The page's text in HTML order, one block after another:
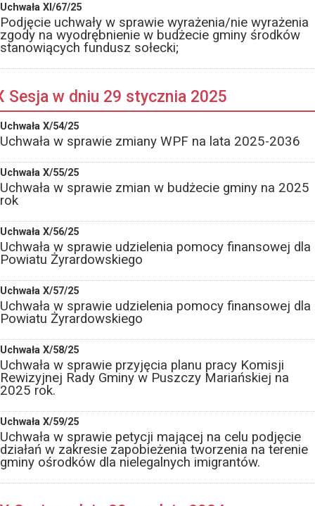
Uchwała XI/67/25
Podjęcie uchwały w sprawie wyrażenia/nie wyrażenia
zgody na wyodrębnienie w budżecie gminy środków
stanowiących fundusz sołecki;
Sesja w dniu 29 stycznia 2025
Uchwała X/54/25
Uchwała w sprawie zmiany WPF na lata 2025-2036
Uchwała X/55/25
Uchwała w sprawie zmian w budżecie gminy na 2025
rok
Uchwała X/56/25
Uchwała w sprawie udzielenia pomocy finansowej dla
Powiatu Żyrardowskiego
Uchwała X/57/25
Uchwała w sprawie udzielenia pomocy finansowej dla
Powiatu Żyrardowskiego
Uchwała X/58/25
Uchwała w sprawie przyjęcia planu pracy Komisji
Rewizyjnej Rady Gminy w Puszczy Mariańskiej na
2025 rok.
Uchwała X/59/25
Uchwała w sprawie petycji mającej na celu podjęcie
działań w zakresie zapobieżenia tworzenia na terenie
gminy ośrodków dla nielegalnych imigrantów.